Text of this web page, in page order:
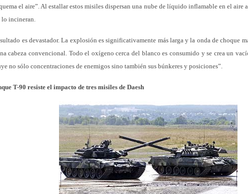
el aire”. Al estallar estos misiles dispersan una nube de líquido inflamable en el
lo incineran.
es devastador. La explosión es significativamente más larga y la onda de choque
cabeza convencional. Todo el oxígeno cerca del blanco es consumido y se crea un
no sólo concentraciones de enemigos sino también sus búnkeres y posiciones”.
T-90 resiste el impacto de tres misiles de Daesh